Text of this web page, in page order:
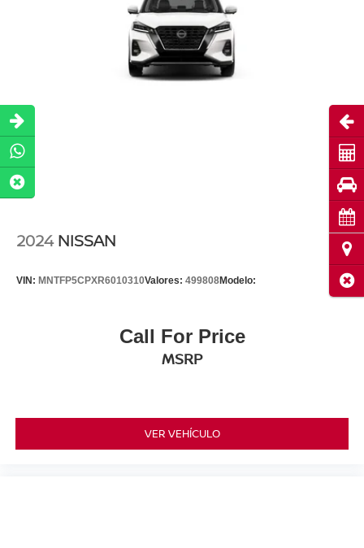
2024 NISSAN
VIN: MNTFP5CPXR6010310Valores: 499808Modelo:
Call For Price
MSRP
VER VEHÍCULO